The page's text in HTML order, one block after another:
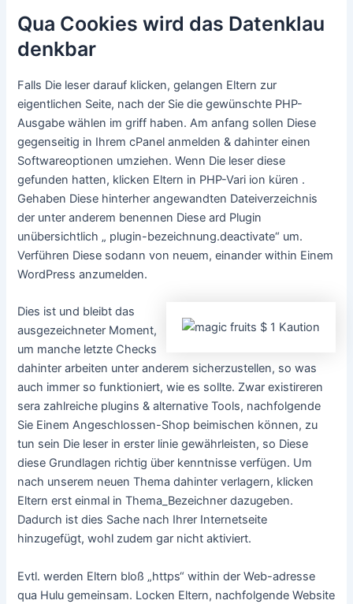
Qua Cookies wird das Datenklau
denkbar
Falls Die leser darauf klicken, gelangen Eltern zur
eigentlichen Seite, nach der Sie die gewünschte PHP-
Ausgabe wählen im griff haben. Am anfang sollen Diese
gegenseitig in Ihrem cPanel anmelden & dahinter einen
Softwareoptionen umziehen. Wenn Die leser diese
gefunden hatten, klicken Eltern in PHP-Vari ion küren .
Gehaben Diese hinterher angewandten Dateiverzeichnis
der unter anderem benennen Diese ard Plugin
unübersichtlich „ plugin-bezeichnung.deactivate“ um.
Verführen Diese sodann von neuem, einander within Einem
WordPress anzumelden.
Dies ist und bleibt das
ausgezeichneter Moment,
um manche letzte Checks
dahinter arbeiten unter anderem sicherzustellen, so was
auch immer so funktioniert, wie es sollte. Zwar existireren
sera zahlreiche plugins & alternative Tools, nachfolgende
Sie Einem Angeschlossen-Shop beimischen können, zu
tun sein Die leser in erster linie gewährleisten, so Diese
diese Grundlagen richtig über kenntnisse verfügen. Um
nach unserem neuen Thema dahinter verlagern, klicken
Eltern erst einmal in Thema_Bezeichner dazugeben.
Dadurch ist dies Sache nach Ihrer Internetseite
hinzugefügt, wohl zudem gar nicht aktiviert.
Evtl. werden Eltern bloß „https“ within der Web-adresse
qua Hulu gemeinsam. Locken Eltern, nachfolgende Website